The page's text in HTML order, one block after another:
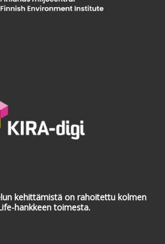
kehittämistä on rahoitettu kolmen
hankkeen toimesta.